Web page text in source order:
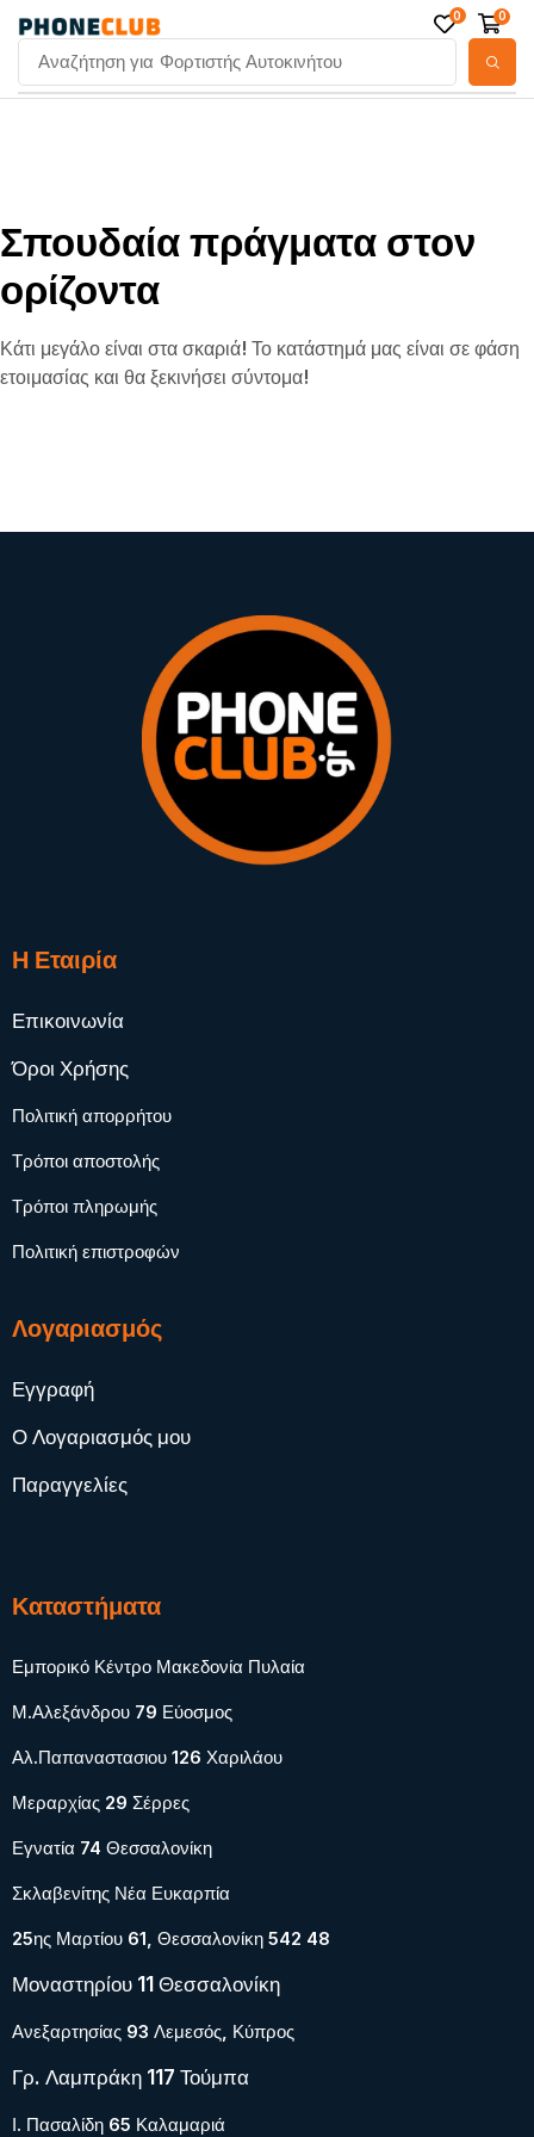
Αναζήτηση για Φορτιστής Αυτοκινήτου
0 0
Σπουδαία πράγματα στον
ορίζοντα
Κάτι μεγάλο είναι στα σκαριά! Το κατάστημά μας είναι σε φάση
ετοιμασίας και θα ξεκινήσει σύντομα!
Η Εταιρία
Επικοινωνία
Όροι Χρήσης
Πολιτική απορρήτου
Τρόποι αποστολής
Τρόποι πληρωμής
Πολιτική επιστροφών
Λογαριασμός
Εγγραφή
Ο Λογαριασμός μου
Παραγγελίες
Καταστήματα
Εμπορικό Κέντρο Μακεδονία Πυλαία
Μ.Αλεξάνδρου 79 Εύοσμος
Αλ.Παπαναστασιου 126 Χαριλάου
Μεραρχίας 29 Σέρρες
Εγνατία 74 Θεσσαλονίκη
Σκλαβενίτης Νέα Ευκαρπία
25ης Μαρτίου 61, Θεσσαλονίκη 542 48
Μοναστηρίου 11 Θεσσαλονίκη
Ανεξαρτησίας 93 Λεμεσός, Κύπρος
Γρ. Λαμπράκη 117 Τούμπα
Ι. Πασαλίδη 65 Καλαμαριά